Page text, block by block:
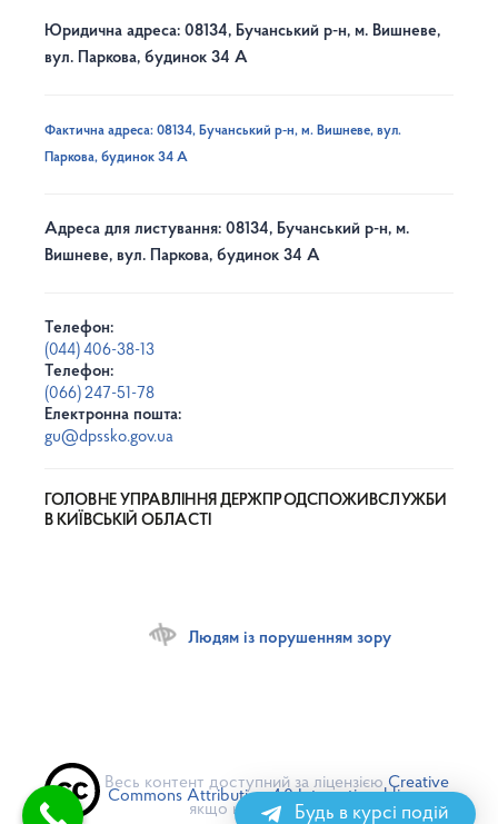
Юридична адреса: 08134, Бучанський р-н, м. Вишневе,
вул. Паркова, будинок 34 А
Фактична адреса: 08134, Бучанський р-н, м. Вишневе, вул.
Паркова, будинок 34 А
Адреса для листування: 08134, Бучанський р-н, м.
Вишневе, вул. Паркова, будинок 34 А
Телефон:
(044) 406-38-13
Телефон:
(066) 247-51-78
Електронна пошта:
gu@dpssko.gov.ua
ГОЛОВНЕ УПРАВЛІННЯ ДЕРЖПРОДСПОЖИВСЛУЖБИ
В КИЇВСЬКІЙ ОБЛАСТІ
Людям із порушенням зору
Весь контент доступний за ліцензієюCreative
Commons Attribution 4.0 International license,
якщо не зазначено іншеБудь в курсі подій